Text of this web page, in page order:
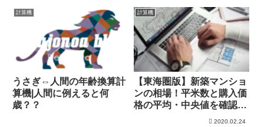
計算機
うさぎ⇔人間の年齢換算計
算機|人間に例えると何
歳？？
計算機
【東海圏版】新築マンショ
ンの相場！平米数と購入価
格の平均・中央値を確認！
2020.02.24